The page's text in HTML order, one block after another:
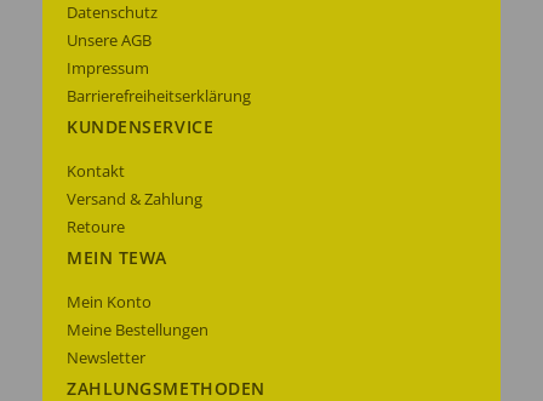
Datenschutz
Unsere AGB
Impressum
Barrierefreiheitserklärung
KUNDENSERVICE
Kontakt
Versand & Zahlung
Retoure
MEIN TEWA
Mein Konto
Meine Bestellungen
Newsletter
ZAHLUNGSMETHODEN